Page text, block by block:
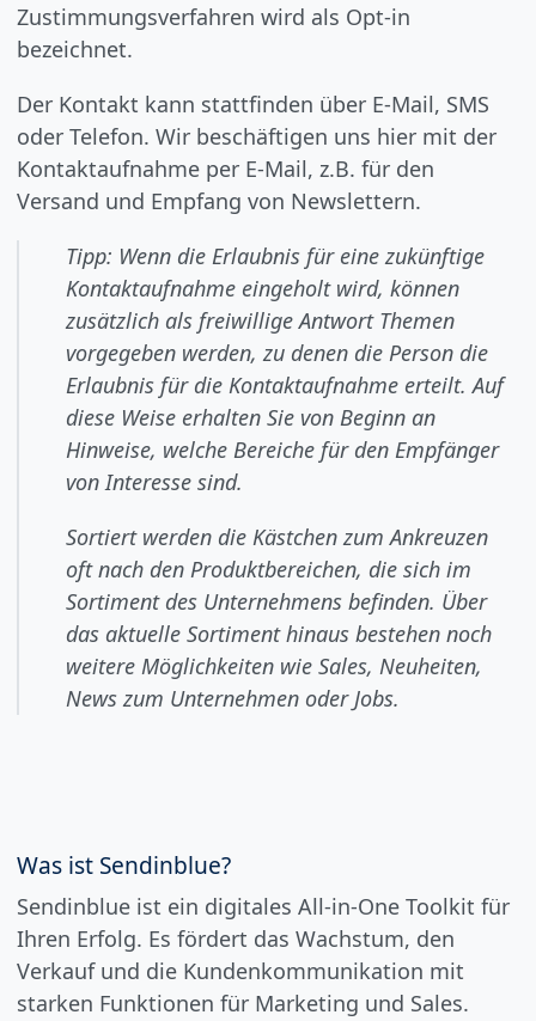
Zustimmungsverfahren wird als Opt-in
bezeichnet.
Der Kontakt kann stattfinden über E-Mail, SMS
oder Telefon. Wir beschäftigen uns hier mit der
Kontaktaufnahme per E-Mail, z.B. für den
Versand und Empfang von Newslettern.
Tipp: Wenn die Erlaubnis für eine zukünftige
Kontaktaufnahme eingeholt wird, können
zusätzlich als freiwillige Antwort Themen
vorgegeben werden, zu denen die Person die
Erlaubnis für die Kontaktaufnahme erteilt. Auf
diese Weise erhalten Sie von Beginn an
Hinweise, welche Bereiche für den Empfänger
von Interesse sind.
Sortiert werden die Kästchen zum Ankreuzen
oft nach den Produktbereichen, die sich im
Sortiment des Unternehmens befinden. Über
das aktuelle Sortiment hinaus bestehen noch
weitere Möglichkeiten wie Sales, Neuheiten,
News zum Unternehmen oder Jobs.
Was ist Sendinblue?
Sendinblue ist ein digitales All-in-One Toolkit für
Ihren Erfolg. Es fördert das Wachstum, den
Verkauf und die Kundenkommunikation mit
starken Funktionen für Marketing und Sales.